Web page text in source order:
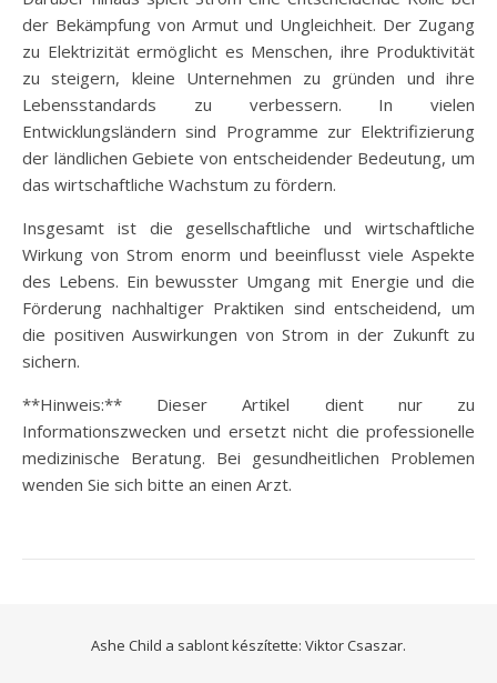
der Bekämpfung von Armut und Ungleichheit. Der Zugang
zu Elektrizität ermöglicht es Menschen, ihre Produktivität
zu steigern, kleine Unternehmen zu gründen und ihre
Lebensstandards zu verbessern. In vielen
Entwicklungsländern sind Programme zur Elektrifizierung
der ländlichen Gebiete von entscheidender Bedeutung, um
das wirtschaftliche Wachstum zu fördern.
Insgesamt ist die gesellschaftliche und wirtschaftliche
Wirkung von Strom enorm und beeinflusst viele Aspekte
des Lebens. Ein bewusster Umgang mit Energie und die
Förderung nachhaltiger Praktiken sind entscheidend, um
die positiven Auswirkungen von Strom in der Zukunft zu
sichern.
**Hinweis:** Dieser Artikel dient nur zu
Informationszwecken und ersetzt nicht die professionelle
medizinische Beratung. Bei gesundheitlichen Problemen
wenden Sie sich bitte an einen Arzt.
Ashe Child a sablont készítette: Viktor Csaszar.